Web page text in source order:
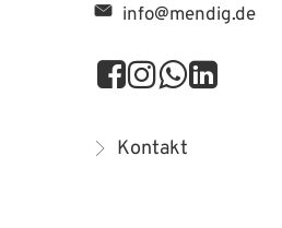
info@mendig.de
Kontakt